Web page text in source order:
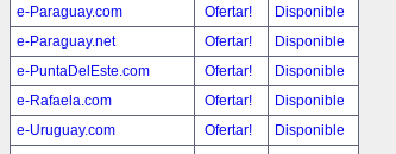
e-Paraguay.com
Ofertar!
Disponible
e-Paraguay.net
Ofertar!
Disponible
e-PuntaDelEste.com
Ofertar!
Disponible
e-Rafaela.com
Ofertar!
Disponible
e-Uruguay.com
Ofertar!
Disponible